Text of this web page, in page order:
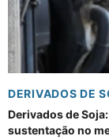
DERIVADOS DE
Derivados de
sustentação no